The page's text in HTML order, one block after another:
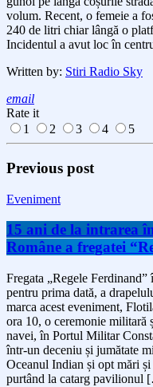
volum. Recent, o femeie a
240 de litri chiar lângă o
Incidentul a avut loc în
Written by: Stiri Radio Sky
email
Rate it
1
2 3 4 5
Previous post
Eveniment
15 ani de la intrarea
Române a fregatei
Fregata „Regele
pentru prima dată, a
marca acest eveniment,
ora 10, o ceremonie militară
navei, în Portul Militar
într-un deceniu și jumătate
Oceanul Indian și opt mări
purtând la catarg pavilionul